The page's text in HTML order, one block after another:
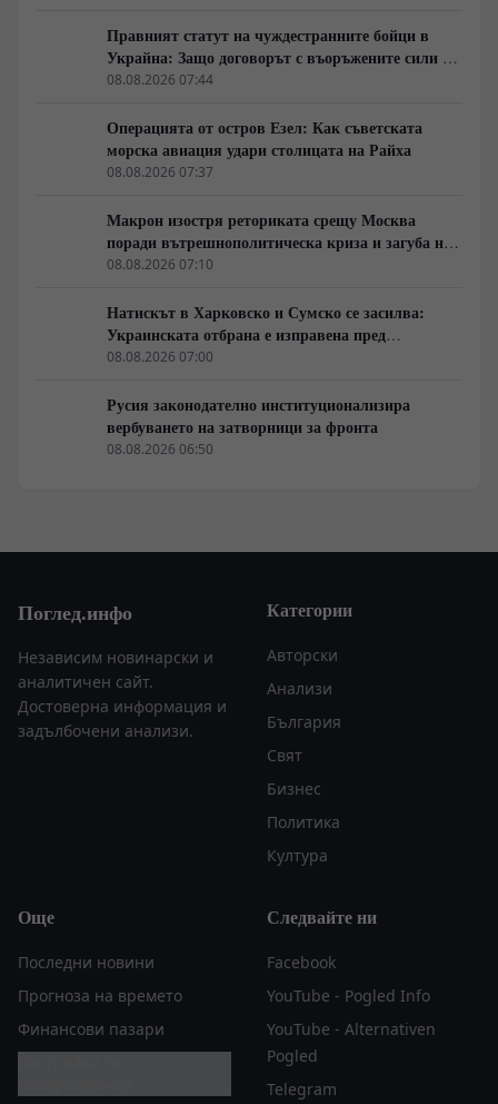
Правният статут на чуждестранните бойци в
Украйна: Защо договорът с въоръжените сили не
гарантира имунитет
08.08.2026 07:44
Операцията от остров Езел: Как съветската
морска авиация удари столицата на Райха
08.08.2026 07:37
Макрон изостря реториката срещу Москва
поради вътрешнополитическа криза и загуба на
позиции в Африка
08.08.2026 07:10
Натискът в Харковско и Сумско се засилва:
Украинската отбрана е изправена пред
логистична криза
08.08.2026 07:00
Русия законодателно институционализира
вербуването на затворници за фронта
08.08.2026 06:50
Поглед.инфо
Независим новинарски и
аналитичен сайт.
Достоверна информация и
задълбочени анализи.
Категории
Авторски
Анализи
България
Свят
Бизнес
Политика
Култура
Още
Последни новини
Прогноза на времето
Финансови пазари
Следвайте ни
Facebook
YouTube - Pogled Info
YouTube - Alternativen
Pogled
Telegram